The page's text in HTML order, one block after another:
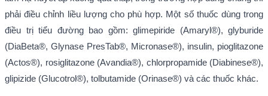
phải điều chỉnh liều lượng cho phù hợp. Một số thuốc dùng trong
điều trị tiểu đường bao gồm: glimepiride (Amaryl®), glyburide
(DiaBeta®, Glynase PresTab®, Micronase®), insulin, pioglitazone
(Actos®), rosiglitazone (Avandia®), chlorpropamide (Diabinese®),
glipizide (Glucotrol®), tolbutamide (Orinase®) và các thuốc khác.